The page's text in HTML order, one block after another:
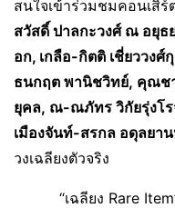
สนใจเข้าร่วมชมคอนเสิ
สวัสดิ์ ปาลกะวงศ์ ณ อยุธ
อก, เกลือ-กิตติ เชี่ยววงศ์
ธนกฤต พานิชวิทย์, คุณช
ยุคล, ณ-ณภัทร วิกัยรุ่งโร
เมืองจันท์-สรกล อดุลยา
วงเฉลียงตัวจริง
“เฉลียง Rare Item”